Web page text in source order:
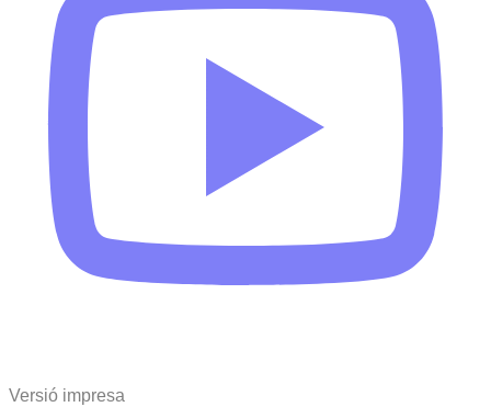
Versió impresa